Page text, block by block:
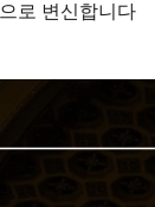
로 변신합니다